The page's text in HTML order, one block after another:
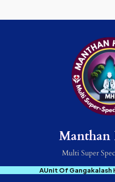
Manthan
Multi Super
AUnit Of